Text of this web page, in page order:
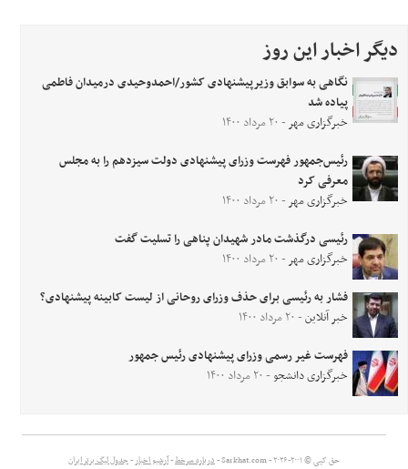
دیگر اخبار این روز
نگاهی به سوابق وزیرپیشنهادی کشور/احمدوحیدی درمیدان فاطمی
پیاده شد
خبرگزاری مهر- ۲۰ مرداد ۱۴۰۰
رئیس‌جمهور فهرست وزرای پیشنهادی دولت سیزدهم را به مجلس
معرفی کرد
خبرگزاری مهر- ۲۰ مرداد ۱۴۰۰
رئیسی درگذشت مادر شهیدان پناهی را تسلیت گفت
خبرگزاری مهر- ۲۰ مرداد ۱۴۰۰
فشار به رئیسی برای حذف وزرای روحانی از لیست کابینه پیشنهادی؟
خبر آنلاین- ۲۰ مرداد ۱۴۰۰
فهرست غیر رسمی وزرای پیشنهادی رئیس جمهور
خبرگزاری دانشجو- ۲۰ مرداد ۱۴۰۰
حق کپی © ۲۰۰۱-۲۰۲۶ - Sarkhat.com - درباره سرخط-آرشیو اخبار-جدول لیگ برتر ایران